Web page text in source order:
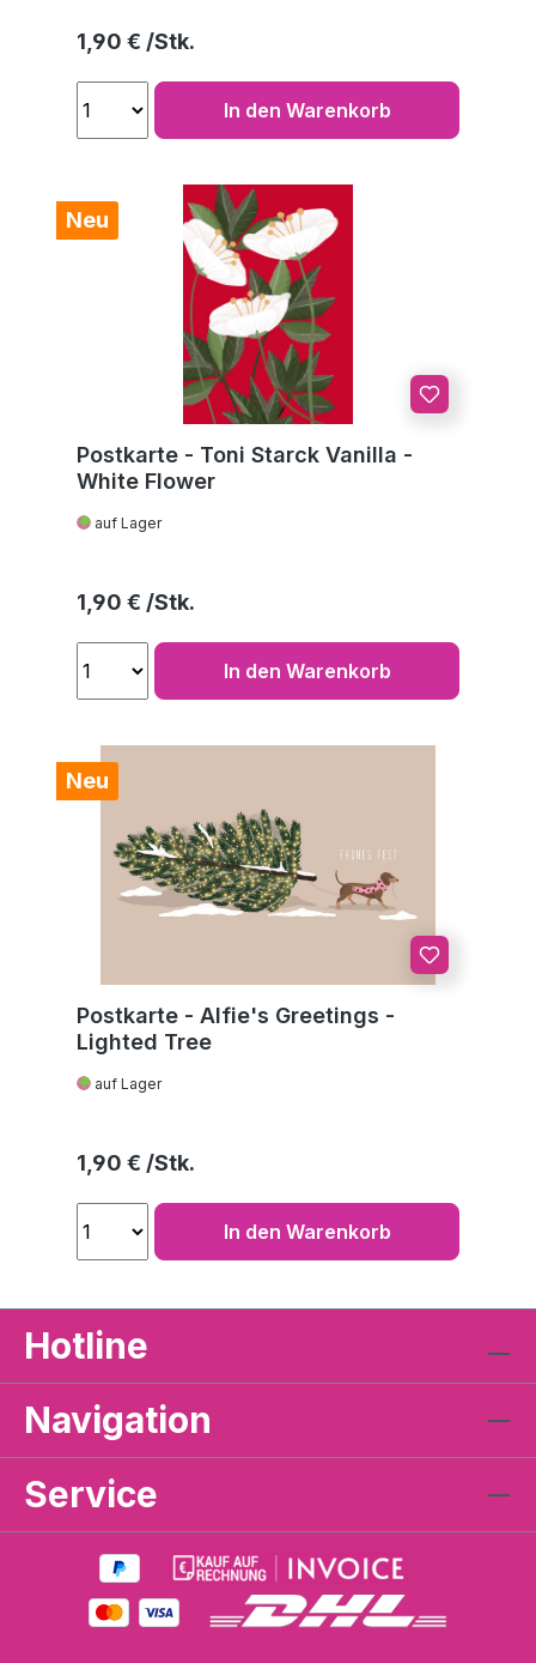
Regulärer Preis:
1,90 €
In den Warenkorb
Neu
Postkarte - Toni Starck Vanilla -
White Flower
auf Lager
Regulärer Preis:
1,90 €
In den Warenkorb
Neu
Postkarte - Alfie's Greetings -
Lighted Tree
auf Lager
Regulärer Preis:
1,90 €
In den Warenkorb
Hotline
Navigation
Service